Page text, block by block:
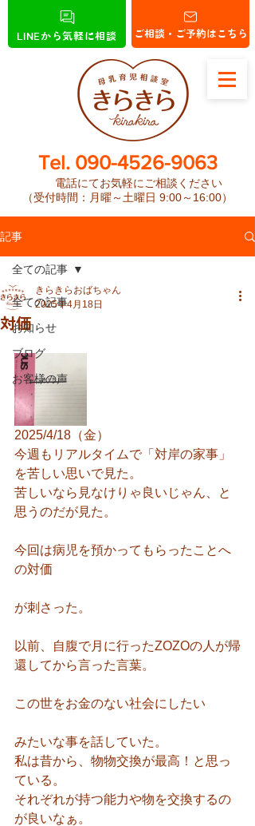
ご相談・ご予約はこちら
LINEから気軽に相談
​Tel. 090-4526-9063
電話にてお気軽にご相談ください
（受付時間：月曜～土曜日 9:00～16:00）
記事
全ての記事
お知らせ
ブログ
お客様の声
全ての記事
対価
きらきらおばちゃん
2025年4月18日
2025/4/18（金）
今週もリアルタイムで「対岸の家事」
を苦しい思いで見た。
苦しいなら見なけりゃ良いじゃん、と
思うのだが見た。
今回は病児を預かってもらったことへ
の対価
が刺さった。
以前、自腹で月に行ったZOZOの人が帰
還してから言った言葉。
この世をお金のない社会にしたい
みたいな事を話していた。
私は昔から、物物交換が最高！と思っ
ている。
それぞれが持つ能力や物を交換するの
が良いなぁ。